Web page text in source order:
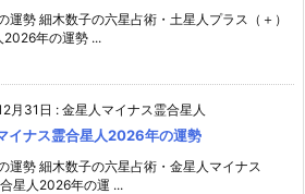
運勢 細木数子の六星占術・土星人プラス（＋）
2026年の運勢 ...
月31日 : 金星人マイナス霊合星人
イナス霊合星人2026年の運勢
運勢 細木数子の六星占術・金星人マイナス
合星人2026年の運 ...